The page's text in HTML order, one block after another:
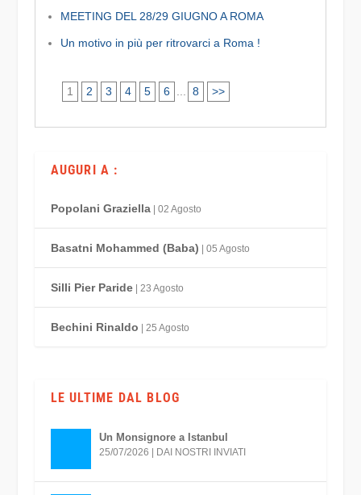
MEETING DEL 28/29 GIUGNO A ROMA
Un motivo in più per ritrovarci a Roma !
1 2 3 4 5 6 8 >>
AUGURI A :
Popolani Graziella| 02 Agosto
Basatni Mohammed (Baba) | 05 Agosto
Silli Pier Paride| 23 Agosto
Bechini Rinaldo | 25 Agosto
LE ULTIME DAL BLOG
Un Monsignore a Istanbul
25/07/2026 DAI NOSTRI INVIATI